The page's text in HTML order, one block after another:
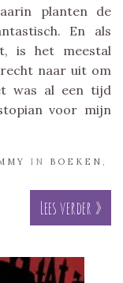
planten de
En als
is het meestal
naar uit om
was al een tijd
voor mijn
IN BOEKEN
Lees verder »